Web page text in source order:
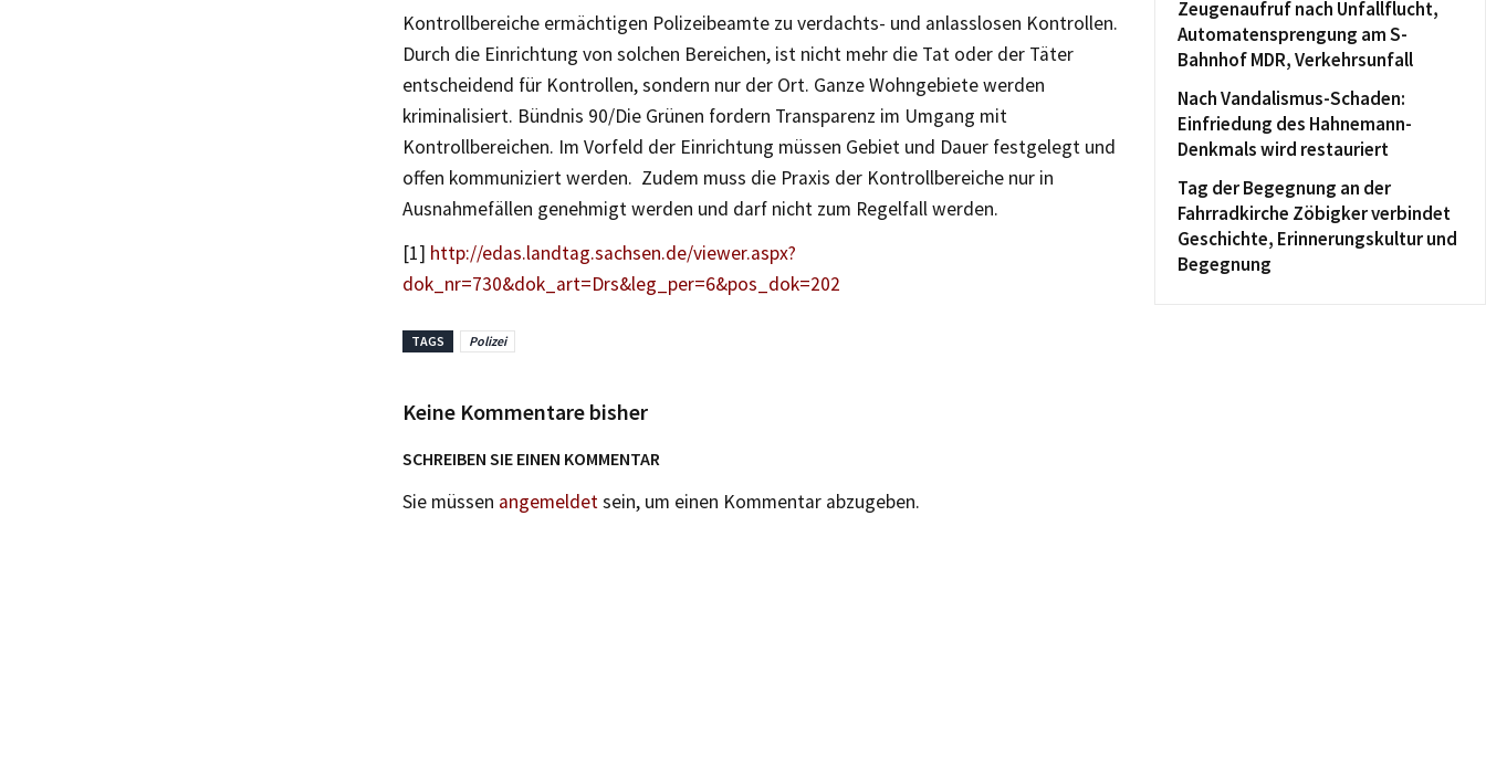
Kontrollbereiche ermächtigen Polizeibeamte zu verdachts- und anlasslosen Kontrollen.
Durch die Einrichtung von solchen Bereichen, ist nicht mehr die Tat oder der Täter
entscheidend für Kontrollen, sondern nur der Ort. Ganze Wohngebiete werden
kriminalisiert. Bündnis 90/Die Grünen fordern Transparenz im Umgang mit
Kontrollbereichen. Im Vorfeld der Einrichtung müssen Gebiet und Dauer festgelegt und
offen kommuniziert werden. Zudem muss die Praxis der Kontrollbereiche nur in
Ausnahmefällen genehmigt werden und darf nicht zum Regelfall werden.
[1] http://edas.landtag.sachsen.de/viewer.aspx?
dok_nr=730&dok_art=Drs&leg_per=6&pos_dok=202
TAGS Polizei
Keine Kommentare bisher
SCHREIBEN SIE EINEN KOMMENTAR
Sie müssen angemeldetsein, um einen Kommentar abzugeben.
Zeugenaufruf nach Unfallflucht,
Automatensprengung am S-
Bahnhof MDR, Verkehrsunfall
Nach Vandalismus-Schaden:
Einfriedung des Hahnemann-
Denkmals wird restauriert
Tag der Begegnung an der
Fahrradkirche Zöbigker verbindet
Geschichte, Erinnerungskultur und
Begegnung